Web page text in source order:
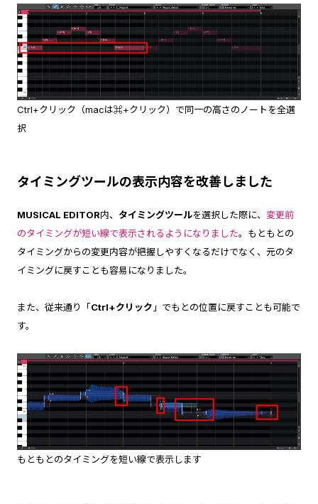
Ctrl+クリック（macは⌘+クリック）で同一の高さのノートを全選
択
タイミングツールの表示内容を改善しました
MUSICAL EDITOR内、 タイミングツールを選択した際に、 変更前
のタイミングが短い線で表示されるようになりました。もともとの
タイミングからの変更内容が把握しやすくなるだけでなく、元のタ
イミングに戻すことも容易になりました。
また、従来通り「Ctrl+クリック 」でもとの位置に戻すことも可能で
す。
もともとのタイミングを短い線で表示します